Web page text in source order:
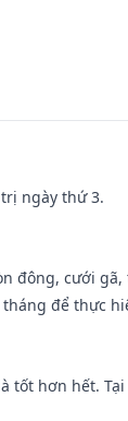
ngày thứ 3.
đông, cưới
để thực
tốt hơn hết.